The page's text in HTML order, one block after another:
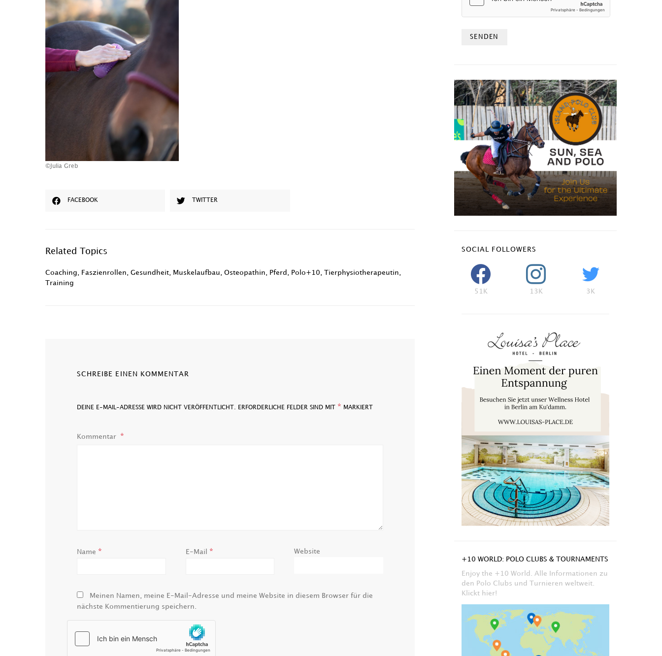
©Julia Greb
FACEBOOK TWITTER
Related Topics
Coaching Faszienrollen Gesundheit Muskelaufbau Osteopathin Pferd Polo+10 Tierphysiotherapeutin
Training
SCHREIBE EINEN KOMMENTAR
DEINE E-MAIL-ADRESSE WIRD NICHT VERÖFFENTLICHT. ERFORDERLICHE FELDER SIND MIT * MARKIERT
Kommentar
Name * E-Mail * Website
Meinen Namen, meine E-Mail-Adresse und meine Website in diesem Browser für die
nächste Kommentierung speichern.
SOCIAL FOLLOWERS
51K 13K 3K
+10 WORLD: POLO CLUBS & TOURNAMENTS
Enjoy the +10 World. Alle Informationen zu
den Polo Clubs und Turnieren weltweit.
Klickt hier!